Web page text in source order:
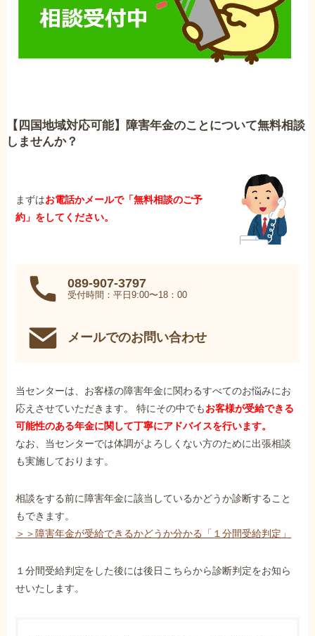
【四国地域対応可能】障害年金のことについて無料相談
しませんか？
まずはお電話かメールで「無料相談のご予
約」をしてください。
089-907-3797
受付時間：平日9:00〜18：00
メールでのお問い合わせ
当センターは、お客様の障害年金に関わるすべてのお悩みにお
応えさせていただきます。 特にその中でもお客様が受給できる
可能性のある年金に関して丁寧にアドバイスを行います。
なお、当センターでは体調がよろしくない方のために出張相談
も実施しております。
相談をする前に障害年金に該当しているかどうか診断すること
もできます。
＞＞障害年金が受給できるかどうか分かる「１分間受給判定」
１分間受給判定をした後には後日こちらから診断判定をお知ら
せいたします。